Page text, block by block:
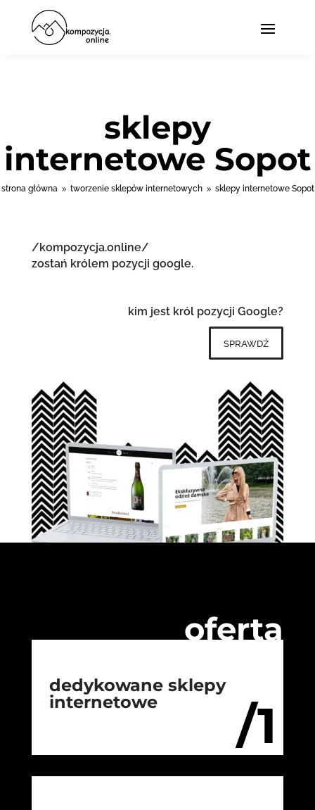
sklepy
internetowe Sopot
strona główna 9 tworzenie sklepów internetowych 9 sklepy internetowe Sopot
/kompozycja.online/
zostań królem pozycji google.
kim jest król pozycji Google?
sprawdź
oferta
/1
dedykowane sklepy
internetowe